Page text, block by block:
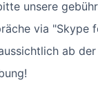
unsere
via "Skype
ab